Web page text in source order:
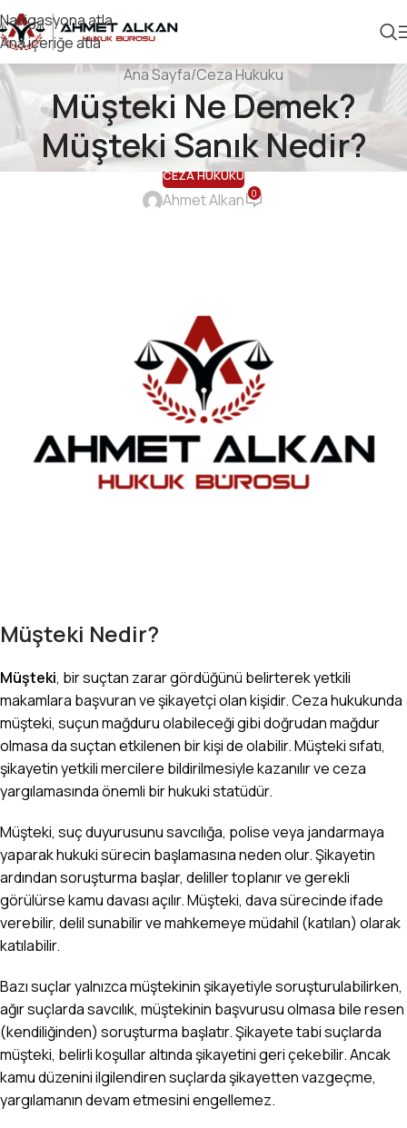
Navigasyona atla
Ana içeriğe atla
Ana Sayfa Ceza Hukuku
Müşteki Ne Demek?
Müşteki Sanık Nedir?
CEZA HUKUKU
Ahmet Alkan 0
Müşteki Nedir?
Müşteki, bir suçtan zarar gördüğünü belirterek yetkili
makamlara başvuran ve şikayetçi olan kişidir. Ceza hukukunda
müşteki, suçun mağduru olabileceği gibi doğrudan mağdur
olmasa da suçtan etkilenen bir kişi de olabilir. Müşteki sıfatı,
şikayetin yetkili mercilere bildirilmesiyle kazanılır ve ceza
yargılamasında önemli bir hukuki statüdür.
Müşteki, suç duyurusunu savcılığa, polise veya jandarmaya
yaparak hukuki sürecin başlamasına neden olur. Şikayetin
ardından soruşturma başlar, deliller toplanır ve gerekli
görülürsekamu davasıaçılır. Müşteki, dava sürecinde ifade
verebilir, delil sunabilir ve mahkemeye müdahil (katılan) olarak
katılabilir.
Bazı suçlar yalnızca müştekinin şikayetiyle soruşturulabilirken,
ağır suçlarda savcılık, müştekinin başvurusu olmasa bile resen
(kendiliğinden) soruşturma başlatır. Şikayete tabi suçlarda
müşteki, belirli koşullar altında şikayetini geri çekebilir. Ancak
kamu düzenini ilgilendiren suçlarda şikayetten vazgeçme,
yargılamanın devam etmesini engellemez.